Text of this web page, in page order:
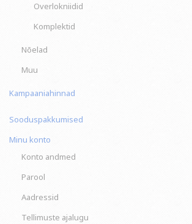
Overlokniidid
Komplektid
Nõelad
Muu
Kampaaniahinnad
Sooduspakkumised
Minu konto
Konto andmed
Parool
Aadressid
Tellimuste ajalugu